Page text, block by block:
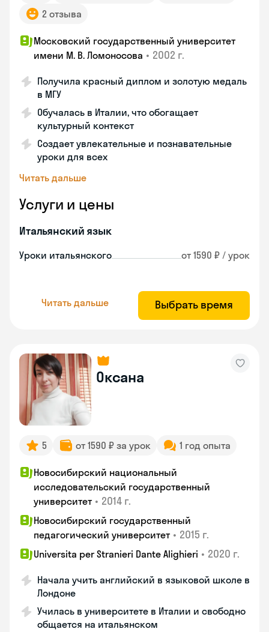
2 отзыва
Московский государственный университет
имени М. В. Ломоносова • 2002 г.
Получила красный диплом и золотую медаль
в МГУ
Обучалась в Италии, что обогащает
культурный контекст
Создает увлекательные и познавательные
уроки для всех
Читать дальше
Услуги и цены
Итальянский язык
Уроки итальянского от 1590 ₽ / урок
Читать дальше Выбрать время
Оксана
5 от 1590 ₽ за урок 1 год опыта
Новосибирский национальный
исследовательский государственный
университет • 2014 г.
Новосибирский государственный
педагогический университет • 2015 г.
Universita per Stranieri Dante Alighieri • 2020 г.
Начала учить английский в языковой школе в
Лондоне
Училась в университете в Италии и свободно
общается на итальянском